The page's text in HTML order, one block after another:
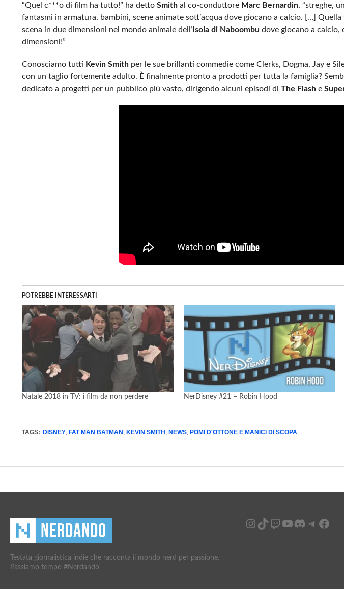
“Quel c***o di film ha tutto!” ha detto Smithal co-conduttore Marc Bernardin, “streghe,
fantasmi in armatura, bambini, scene animate sott’acqua dove giocano a calcio. […] Quella
scena in due dimensioni nel mondo animale dell’Isola di Naboombu dove giocano a
dimensioni!”
Conosciamo tutti Kevin Smithper le sue brillanti commedie come Clerks, Dogma, Jay e
con un taglio fortemente adulto. È finalmente pronto a prodotti per tutta la famiglia?
dedicato a progetti per un pubblico più vasto, dirigendo alcuni episodi di The Flashe
POTREBBE INTERESSARTI
Natale 2018 in TV: i film da non perdere NerDisney #21 – Robin Hood
TAGS: DISNEY, FAT MAN BATMAN , KEVIN SMITH , NEWS, POMI D'OTTONE E MANICI DI SCOPA
Testata giornalistica indie che racconta il mondo nerd per passione.
Passiamo tempo #Nerdando
Instagram
TikTok
Twitch
YouTube
Discord